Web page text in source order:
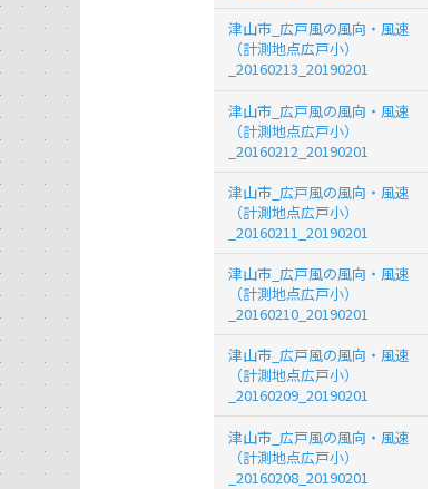
津山市_広戸風の風向・風速
（計測地点広戸小）
_20160213_20190201
津山市_広戸風の風向・風速
（計測地点広戸小）
_20160212_20190201
津山市_広戸風の風向・風速
（計測地点広戸小）
_20160211_20190201
津山市_広戸風の風向・風速
（計測地点広戸小）
_20160210_20190201
津山市_広戸風の風向・風速
（計測地点広戸小）
_20160209_20190201
津山市_広戸風の風向・風速
（計測地点広戸小）
_20160208_20190201